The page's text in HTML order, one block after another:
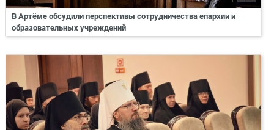
В Артёме обсудили перспективы сотрудничества епархии и
образовательных учреждений